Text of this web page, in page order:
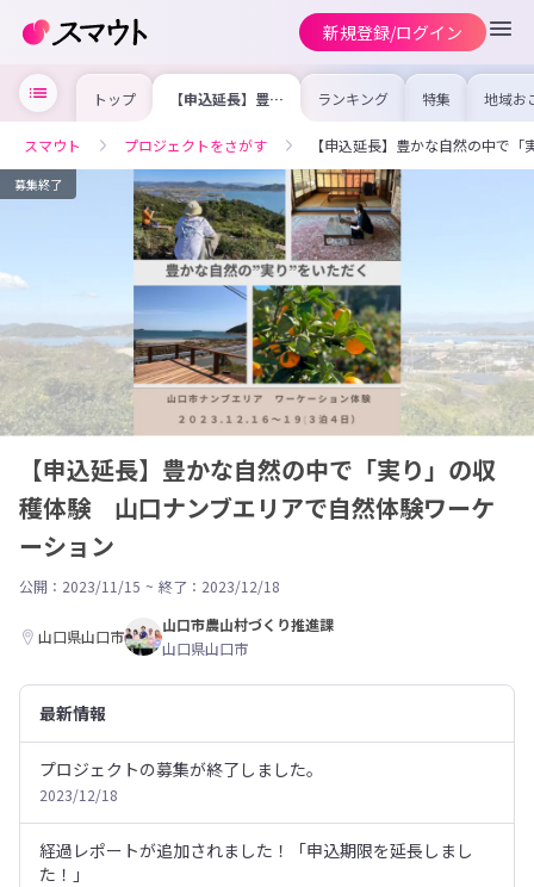
新規登録/ログイン
トップ 【申込延長】豊か
な自然の中で「実
山口ナンブエリア
で自然体験ワーケ
ーション
ランキング 特集 地域お
の求
を集め
事内容
を比較
合った
スマウト プロジェクトをさがす 【申込延長】豊かな自然の中で
募集終了
【申込延長】豊かな自然の中で「実り」の収
穫体験 山口ナンブエリアで自然体験ワーケ
ーション
公開：2023/11/15 ~ 終了：2023/12/18
山口県山口市
山口市農山村づくり推進課
山口県山口市
最新情報
プロジェクトの募集が終了しました。
2023/12/18
経過レポートが追加されました！「申込期限を延長しまし
た！」